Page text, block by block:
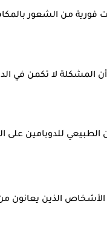
فورية من الشعور
أن المشكلة لا تكمن في
للدوبامين على
الذين يعانون